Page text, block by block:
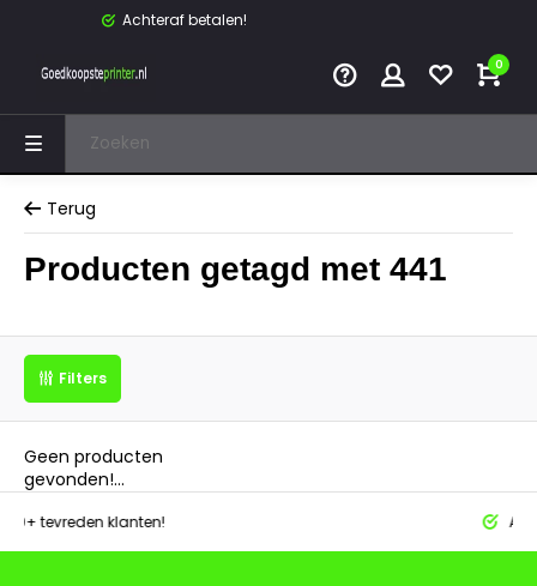
Achteraf betalen!
0
Terug
Producten getagd met 441
Filters
Geen producten
gevonden!...
klanten!